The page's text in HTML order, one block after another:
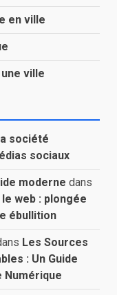
en ville
ville
société
sociaux
moderne dans
web : plongée
ébullition
Les Sources
: Un Guide
Numérique